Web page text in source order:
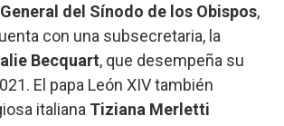
del Sínodo de los Obispos,
con una subsecretaria, la
Becquart, que desempeña su
El papa León XIV también
italiana Tiziana Merletti